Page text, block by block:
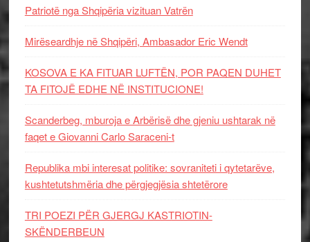
Patriotë nga Shqipëria vizituan Vatrën
Mirëseardhje në Shqipëri, Ambasador Eric Wendt
KOSOVA E KA FITUAR LUFTËN, POR PAQEN DUHET
TA FITOJË EDHE NË INSTITUCIONE!
Scanderbeg, mburoja e Arbërisë dhe gjeniu ushtarak në
faqet e Giovanni Carlo Saraceni-t
Republika mbi interesat politike: sovraniteti i qytetarëve,
kushtetutshmëria dhe përgjegjësia shtetërore
TRI POEZI PËR GJERGJ KASTRIOTIN-
SKËNDERBEUN